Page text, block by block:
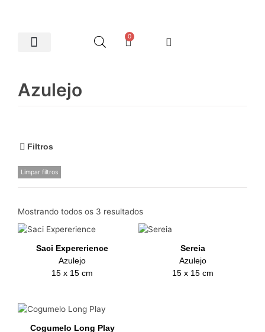
0
Azulejo
Filtros
Limpar filtros
Mostrando todos os 3 resultados
Saci Expererience
Azulejo
15 x 15 cm
Sereia
Azulejo
15 x 15 cm
Cogumelo Long Play